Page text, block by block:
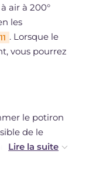
air à 200°
les
11 . Lorsque le
vous pourrez
le potiron
de le
1-2 jours